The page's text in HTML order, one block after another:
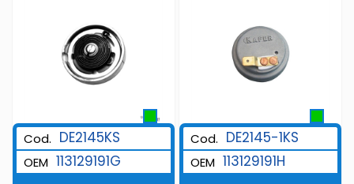
Cod. DE2145KS
OEM 113129191G
Cod. DE2145-1KS
OEM 113129191H